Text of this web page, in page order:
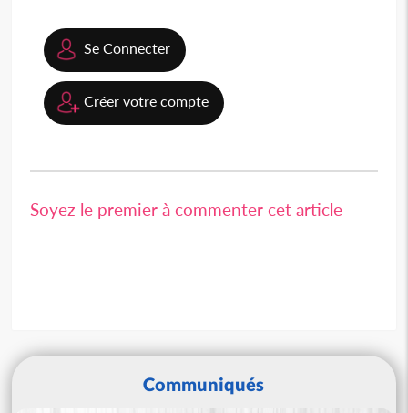
Se Connecter
Créer votre compte
Soyez le premier à commenter cet article
Communiqués